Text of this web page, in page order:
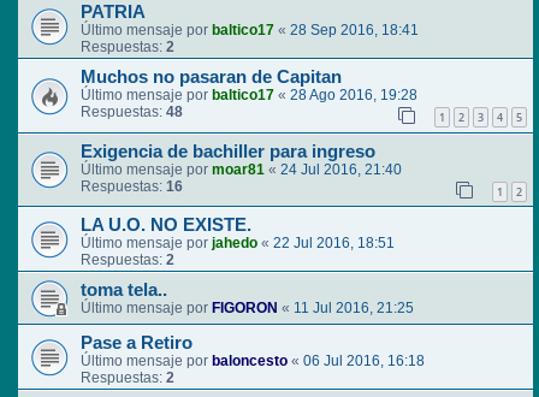
PATRIA
Último mensaje por baltico17 « 28 Sep 2016, 18:41
Respuestas: 2
Muchos no pasaran de Capitan
Último mensaje por baltico17 « 28 Ago 2016, 19:28
Respuestas: 48 1 2 3 4 5
Exigencia de bachiller para ingreso
Último mensaje por moar81 « 24 Jul 2016, 21:40
Respuestas: 16 1 2
LA U.O. NO EXISTE.
Último mensaje por jahedo « 22 Jul 2016, 18:51
Respuestas: 2
toma tela..
Último mensaje por FIGORON « 11 Jul 2016, 21:25
Pase a Retiro
Último mensaje por baloncesto « 06 Jul 2016, 16:18
Respuestas: 2